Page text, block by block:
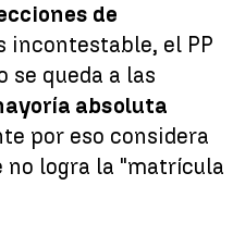
de
incontestable, el PP
se queda a las
absoluta
por eso considera
no logra la "matrícula